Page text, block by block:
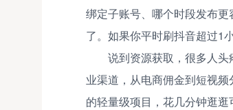
绑定子账号、哪个时段发布
了。如果你平时刷抖音超过1
说到资源获取，很多人
业渠道，从电商佣金到短视
的轻量级项目，花几分钟逛逛